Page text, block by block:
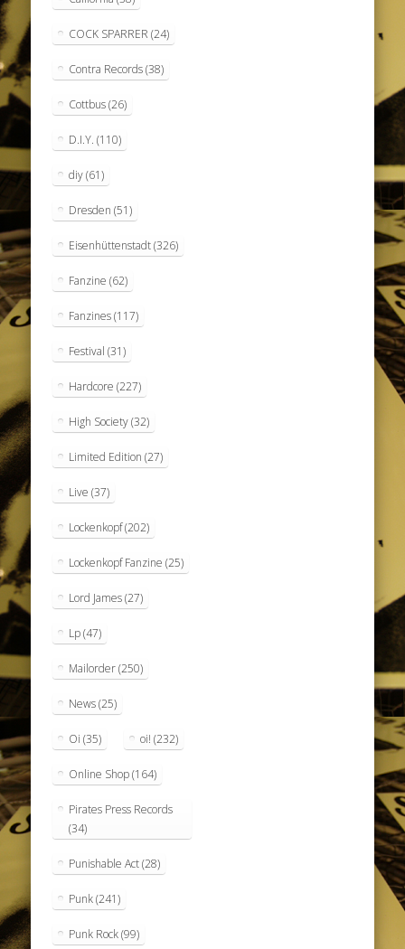
COCK SPARRER (24)
Contra Records(38)
Cottbus(26)
D.I.Y. (110)
diy(61)
Dresden (51)
Eisenhüttenstadt(326)
Fanzine (62)
Fanzines(117)
Festival (31)
Hardcore (227)
High Society(32)
Limited Edition (27)
Live (37)
Lockenkopf(202)
Lockenkopf Fanzine (25)
Lord James(27)
Lp(47)
Mailorder(250)
News(25)
Oi (35) oi! (232)
Online Shop(164)
Pirates Press Records
(34)
Punishable Act(28)
Punk(241)
Punk Rock(99)